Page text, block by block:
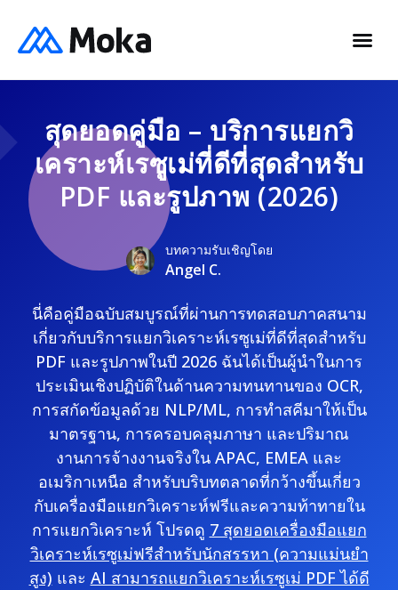
สุดยอดคู่มือ – บริการแยกวิ
เคราะห์เรซูเม่ที่ดีที่สุดสำหรับ
PDF และรูปภาพ (2026)
บทความรับเชิญโดย
Angel C.
นี่คือคู่มือฉบับสมบูรณ์ที่ผ่านการทดสอบภาคสนาม
เกี่ยวกับบริการแยกวิเคราะห์เรซูเม่ที่ดีที่สุดสำหรับ
PDF และรูปภาพในปี 2026 ฉันได้เป็นผู้นำในการ
ประเมินเชิงปฏิบัติในด้านความทนทานของ OCR,
การสกัดข้อมูลด้วย NLP/ML, การทำสคีมาให้เป็น
มาตรฐาน, การครอบคลุมภาษา และปริมาณ
งานการจ้างงานจริงใน APAC, EMEA และ
อเมริกาเหนือ สำหรับบริบทตลาดที่กว้างขึ้นเกี่ยว
กับเครื่องมือแยกวิเคราะห์ฟรีและความท้าทายใน
การแยกวิเคราะห์ โปรดดู 7 สุดยอดเครื่องมือแยก
วิเคราะห์เรซูเม่ฟรีสำหรับนักสรรหา (ความแม่นยำ
สูง) และ AI สามารถแยกวิเคราะห์เรซูเม่ PDF ได้ดี